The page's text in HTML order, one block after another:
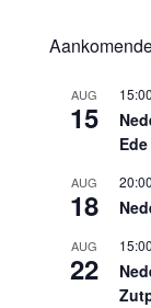
AUG
15
15:00
Ede
AUG
18
20:00
AUG
22
15:00